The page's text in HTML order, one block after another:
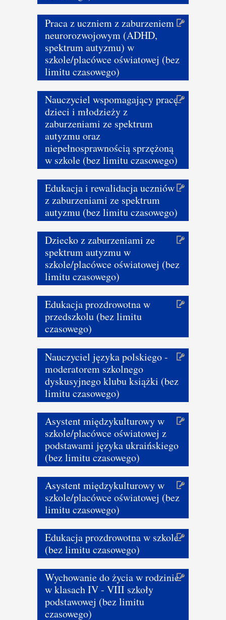
Praca z uczniem z zaburzeniem
neurorozwojowym (ADHD,
spektrum autyzmu) w
szkole/placówce oświatowej (bez
limitu czasowego)
Nauczyciel wspomagający pracę
dzieci i młodzieży z
zaburzeniami ze spektrum
autyzmu oraz
niepełnosprawnością sprzężoną
w szkole (bez limitu czasowego)
Edukacja i rewalidacja uczniów
z zaburzeniami ze spektrum
autyzmu (bez limitu czasowego)
Dziecko z zaburzeniami ze
spektrum autyzmu w
szkole/placówce oświatowej (bez
limitu czasowego)
Edukacja prozdrowotna w
przedszkolu (bez limitu
czasowego)
Nauczyciel języka polskiego -
moderatorem szkolnego
dyskusyjnego klubu książki (bez
limitu czasowego)
Asystent międzykulturowy w
szkole/placówce oświatowej z
podstawami języka ukraińskiego
(bez limitu czasowego)
Asystent międzykulturowy w
szkole/placówce oświatowej (bez
limitu czasowego)
Edukacja prozdrowotna w szkole
(bez limitu czasowego)
Wychowanie do życia w rodzinie
w klasach IV - VIII szkoły
podstawowej (bez limitu
czasowego)